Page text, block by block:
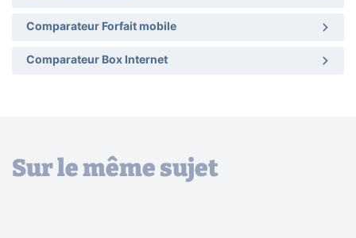
Comparateur Forfait mobile
Comparateur Box Internet
Sur le même sujet